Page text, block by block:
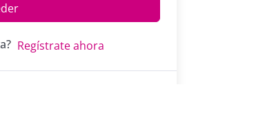
Regístrate ahora